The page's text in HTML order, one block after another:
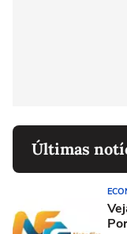
Últimas